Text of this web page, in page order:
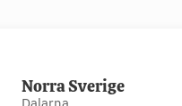
Norra Sverige